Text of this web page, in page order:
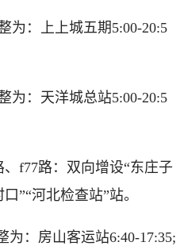
：上上城五期5:00-20:5
：天洋城总站5:00-20:5
f77路：双向增设“东庄子
”“河北检查站”站。
：房山客运站6:40-17:35;